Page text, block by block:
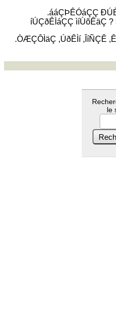
.ááÇÞÊÓáÇÇ
íÚÇðÊÌáÇÇ ìíÙõÊäÇ ?
.ÒÆÇÔÌäÇ ,ÚðÊÌí ,ÎíÑÇÊ
le